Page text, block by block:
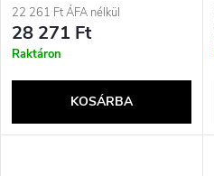
SFP+ 850 nm
22 261 Ft ÁFA nélkül
28 271 Ft
Raktáron
KOSÁRBA